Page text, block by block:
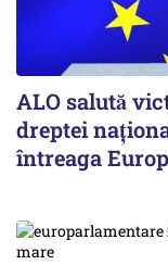
ALO salută
dreptei
întreaga